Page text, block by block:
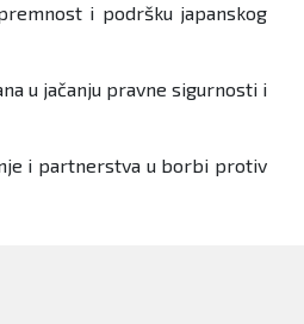
i podršku japanskog
u jačanju pravne sigurnosti i
i partnerstva u borbi protiv